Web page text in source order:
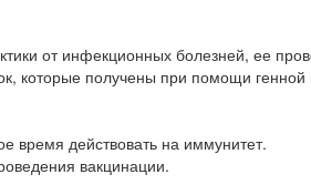
от инфекционных болезней, ее
которые получены при помощи
время действовать на иммунитет.
вакцинации.